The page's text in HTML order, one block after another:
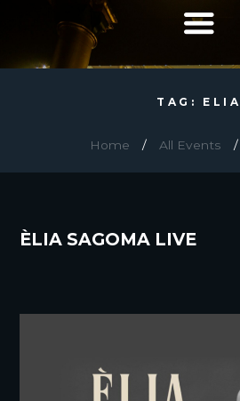
TAG: ELIA
Home All Events
ÈLIA SAGOMA LIVE